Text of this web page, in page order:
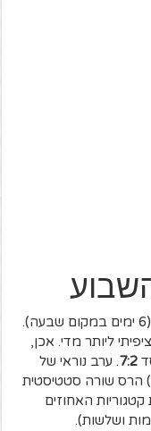
השבוע הראשון של העונה הוא שבוע קצר (6 ימים במקום שבעה).
ליותר מדי. אכן,
7:2. ערב נוראי של
הרס שורה סטטיסטית
האחוזים
ושלשות).